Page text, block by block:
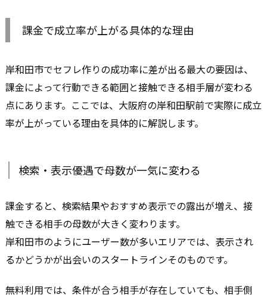
課金で成立率が上がる具体的な理由
岸和田市でセフレ作りの成功率に差が出る最大の要因は、
課金によって行動できる範囲と接触できる相手層が変わる
点にあります。ここでは、大阪府の岸和田駅前で実際に成立
率が上がっている理由を具体的に解説します。
検索・表示優遇で母数が一気に変わる
課金すると、検索結果やおすすめ表示での露出が増え、接
触できる相手の母数が大きく変わります。
岸和田市のようにユーザー数が多いエリアでは、表示され
るかどうかが出会いのスタートラインそのものです。
無料利用では、条件が合う相手が存在していても、相手側